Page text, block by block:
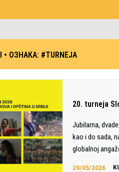
• ОЗНАКА: #TURNEJA
20. turneja
Jubilarna,
kao i do sada,
globalnoj
29/05/2026